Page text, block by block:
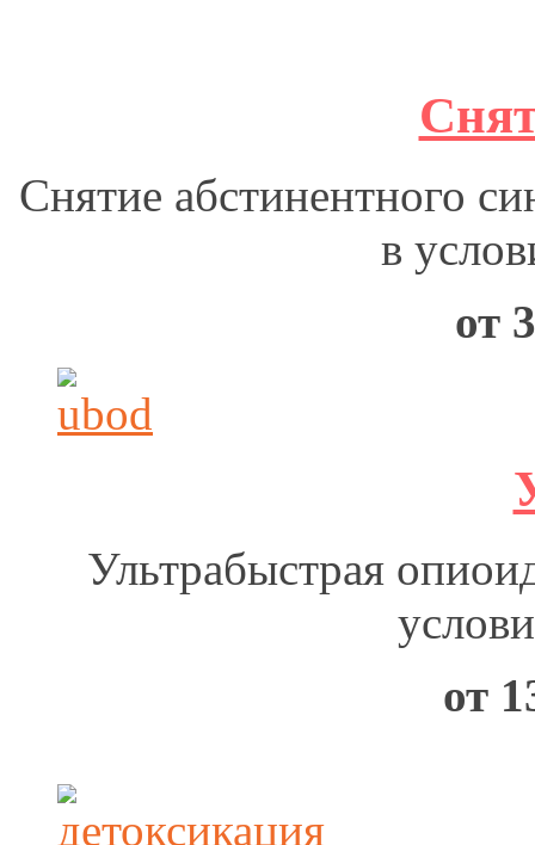
Снятие абстинентного
в
от
Ультрабыстрая
от